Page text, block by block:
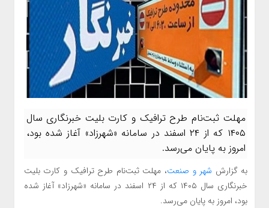
مهلت ثبت‌نام طرح ترافیک و کارت بلیت خبرنگاری سال
۱۴۰۵ که از ۲۴ اسفند در سامانه «شهرزاد» آغاز شده بود،
امروز به پایان می‌رسد.
به گزارش شهر و صنعت، مهلت ثبت‌نام طرح ترافیک و کارت بلیت
خبرنگاری سال ۱۴۰۵ که از ۲۴ اسفند در سامانه «شهرزاد» آغاز شده
بود، امروز به پایان می‌رسد.